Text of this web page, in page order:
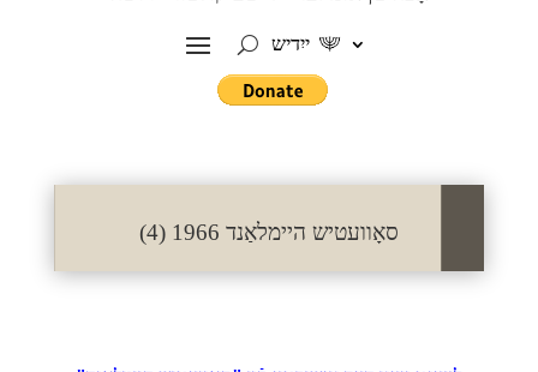
ייִדיש
סאָוועטיש היימלאַנד 1966 (4)